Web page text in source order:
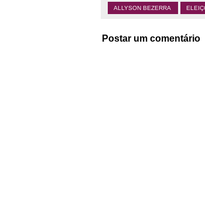
ALLYSON BEZERRA
Postar um comentário